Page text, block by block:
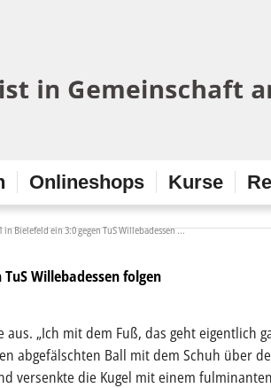
Onlineshops Kurse
in Bielefeld ein 3:0 gegen TuS Willebadessen ...
Willebadessen folgen
„Ich mit dem Fuß, das geht eigentlich
abgefälschten Ball mit dem Schuh über
versenkte die Kugel mit einem